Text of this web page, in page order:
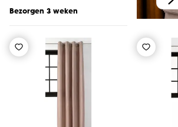
Bezorgen 3 weken